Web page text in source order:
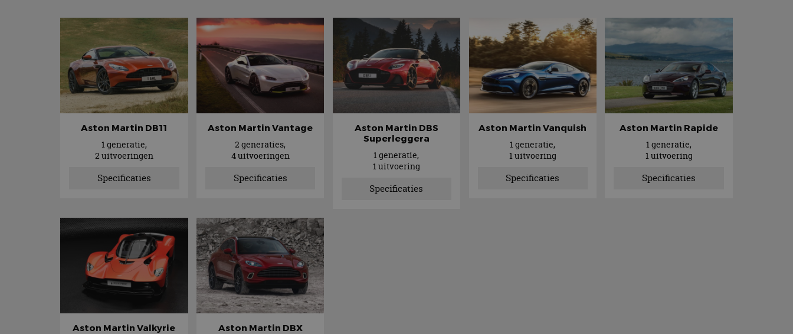
Aston Martin DB11
1 generatie,
2 uitvoeringen
Specificaties
Aston Martin Vantage
2 generaties,
4 uitvoeringen
Specificaties
Aston Martin DBS
Superleggera
1 generatie,
1 uitvoering
Specificaties
Aston Martin Vanquish
1 generatie,
1 uitvoering
Specificaties
Aston Martin Rapide
1 generatie,
1 uitvoering
Specificaties
Aston Martin Valkyrie Aston Martin DBX